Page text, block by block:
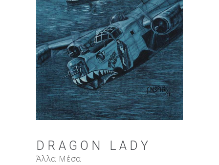
DRAGON LADY
Άλλα Μέσα